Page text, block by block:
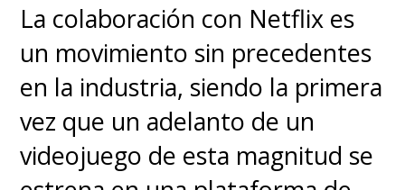
La colaboración con Netflix es
un movimiento sin precedentes
en la industria, siendo la primera
vez que un adelanto de un
videojuego de esta magnitud se